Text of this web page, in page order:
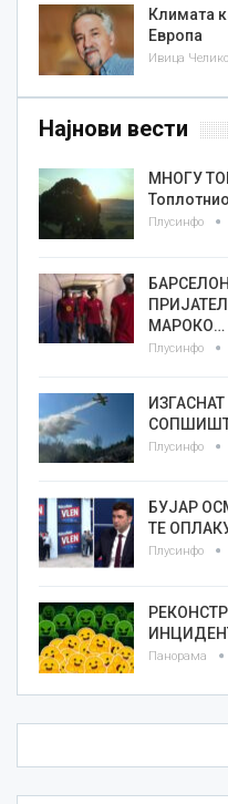
Климата
Европа
Ивица
Најнови вести
МНОГУ
Плусинфо
МАРОКО…
Плусинфо
Плусинфо
БУЈАР
ТЕ
Плусинфо
Панорама